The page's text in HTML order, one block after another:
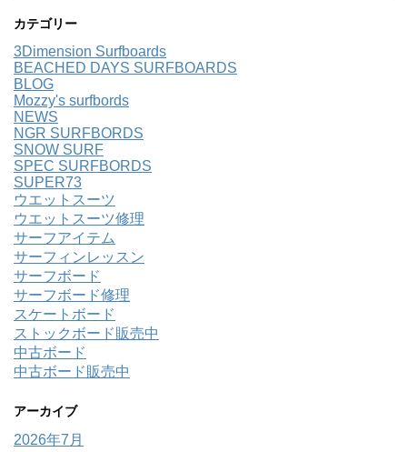
カテゴリー
3Dimension Surfboards
BEACHED DAYS SURFBOARDS
BLOG
Mozzy's surfbords
NEWS
NGR SURFBORDS
SNOW SURF
SPEC SURFBORDS
SUPER73
ウエットスーツ
ウエットスーツ修理
サーフアイテム
サーフィンレッスン
サーフボード
サーフボード修理
スケートボード
ストックボード販売中
中古ボード
中古ボード販売中
アーカイブ
2026年7月